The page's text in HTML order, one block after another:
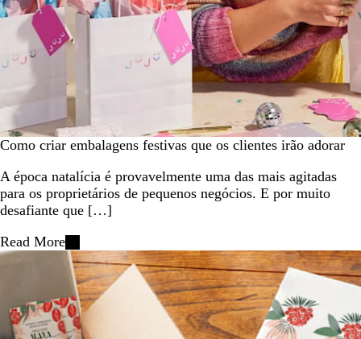
Como criar embalagens festivas que os clientes irão adorar
A época natalícia é provavelmente uma das mais agitadas
para os proprietários de pequenos negócios. E por muito
desafiante que […]
Read More